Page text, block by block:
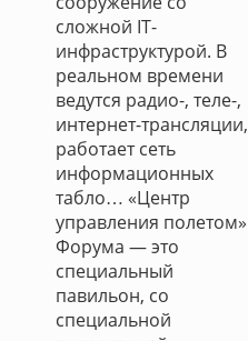
сложной IT-
инфраструктурой. В
реальном времени
ведутся радио-, теле-,
интернет-трансляции,
работает сеть
информационных
табло… «Центр
управления полетом»
Форума — это
специальный
павильон, со
специальной